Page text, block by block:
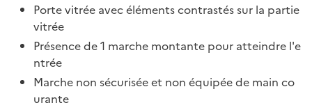
Porte vitrée avec éléments contrastés sur la partie
vitrée
Présence de 1 marche montante pour atteindre l'e
ntrée
Marche non sécurisée et non équipée de main co
urante